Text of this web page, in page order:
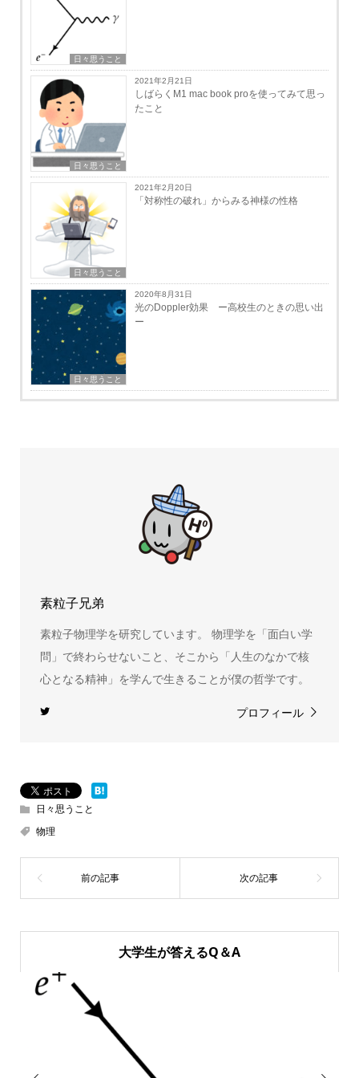
日々思うこと
日々思うこと
2021年2月21日
しばらくM1 mac book proを使ってみて思っ
たこと
日々思うこと
2021年2月20日
「対称性の破れ」からみる神様の性格
日々思うこと
2020年8月31日
光のDoppler効果 ー高校生のときの思い出
ー
素粒子兄弟
素粒子物理学を研究しています。 物理学を「面白い学
問」で終わらせないこと、そこから「人生のなかで核
心となる精神」を学んで生きることが僕の哲学です。
プロフィール
日々思うこと
物理
大学生が答えるQ＆A